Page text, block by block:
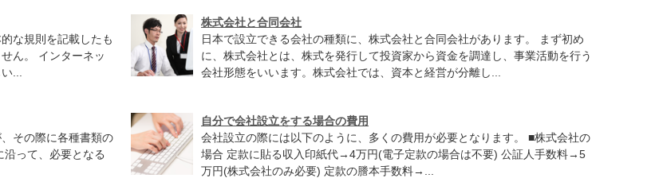
な規則を記載したも
ん。 インターネッ
...
株式会社と合同会社
日本で設立できる会社の種類に、株式会社と合同会社があります。 まず初め
に、株式会社とは、株式を発行して投資家から資金を調達し、事業活動を行う
会社形態をいいます。株式会社では、資本と経営が分離し...
その際に各種書類の
って、必要となる
自分で会社設立をする場合の費用
会社設立の際には以下のように、多くの費用が必要となります。 ■株式会社の
場合 定款に貼る収入印紙代→4万円(電子定款の場合は不要) 公証人手数料→5
万円(株式会社のみ必要) 定款の謄本手数料→...